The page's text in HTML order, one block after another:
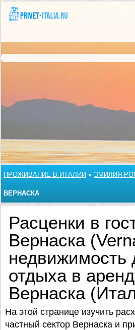
ПРОЖИВАНИЕ В ИТАЛИИ » ЭМИЛИЯ-
ВЕРНАСКА
Расценки в
Вернаска
недвижимость
отдыха в
Вернаска
На этой странице изучить
частный сектор Вернаска и